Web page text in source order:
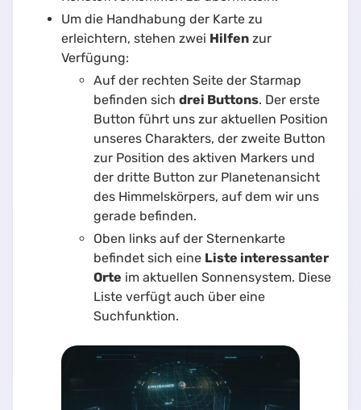
Um die Handhabung der Karte zu
erleichtern, stehen zwei Hilfen zur
Verfügung:
Auf der rechten Seite der Starmap
befinden sich drei Buttons. Der erste
Button führt uns zur aktuellen Position
unseres Charakters, der zweite Button
zur Position des aktiven Markers und
der dritte Button zur Planetenansicht
des Himmelskörpers, auf dem wir uns
gerade befinden.
Oben links auf der Sternenkarte
befindet sich eine Liste interessanter
Orte im aktuellen Sonnensystem. Diese
Liste verfügt auch über eine
Suchfunktion.